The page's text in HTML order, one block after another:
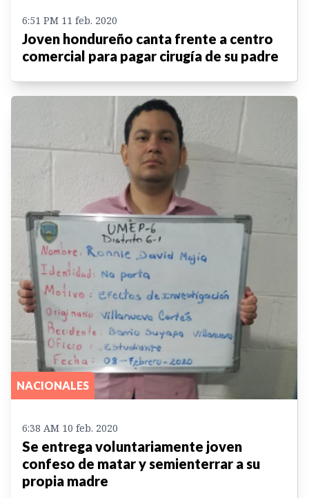
6:51 PM 11 feb. 2020
Joven hondureño canta frente a centro
comercial para pagar cirugía de su padre
NACIONALES
6:38 AM 10 feb. 2020
Se entrega voluntariamente joven
confeso de matar y semienterrar a su
propia madre